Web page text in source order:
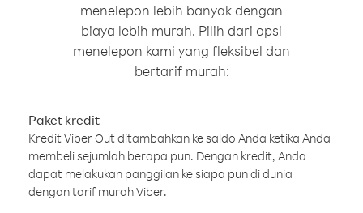
menelepon lebih banyak dengan
biaya lebih murah. Pilih dari opsi
menelepon kami yang fleksibel dan
bertarif murah:
Paket kredit
Kredit Viber Out ditambahkan ke saldo Anda ketika Anda
membeli sejumlah berapa pun. Dengan kredit, Anda
dapat melakukan panggilan ke siapa pun di dunia
dengan tarif murah Viber.